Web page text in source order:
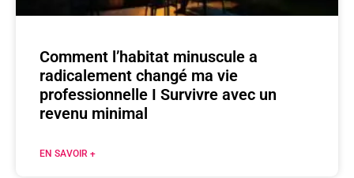
Comment l’habitat minuscule a
radicalement changé ma vie
professionnelle I Survivre avec un
revenu minimal
EN SAVOIR +